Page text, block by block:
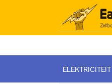
ELEKTRICITEIT